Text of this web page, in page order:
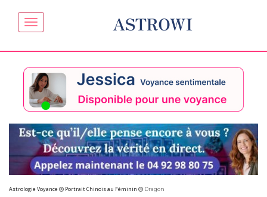
ASTROWI
Astrologie Voyance Portrait Chinois au Féminin Dragon